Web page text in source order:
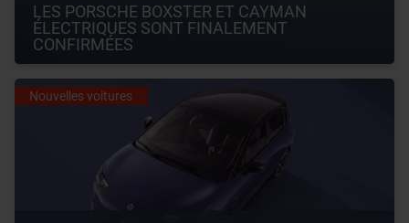
LES PORSCHE BOXSTER ET CAYMAN
ÉLECTRIQUES SONT FINALEMENT
CONFIRMÉES
Nouvelles voitures